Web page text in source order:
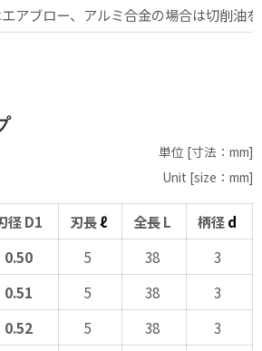
エアブロー、アルミ合金の場合は切削油
単位 [寸法：mm]
Unit [size：mm]
径 D1 刃長ℓ 全長 L 柄径d
0.50 5 38
3
0.51 5 38
3
0.52 5 38
3